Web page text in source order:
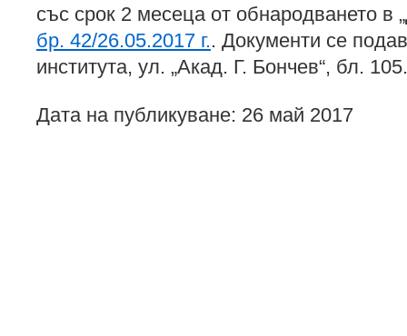
със срок 2 месеца от обнародването в
бр. 42/26.05.2017 г.. Документи се
института, ул. „Акад. Г. Бончев“, бл. 105.
Дата на публикуване: 26 май 2017